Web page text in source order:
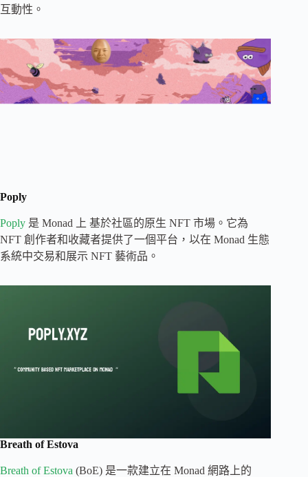
互動性。
Poply
Poply 是 Monad 上 基於社區的原生 NFT 市場。它為
NFT 創作者和收藏者提供了一個平台，以在 Monad 生態
系統中交易和展示 NFT 藝術品。
Breath of Estova
Breath of Estova (BoE) 是一款建立在 Monad 網路上的